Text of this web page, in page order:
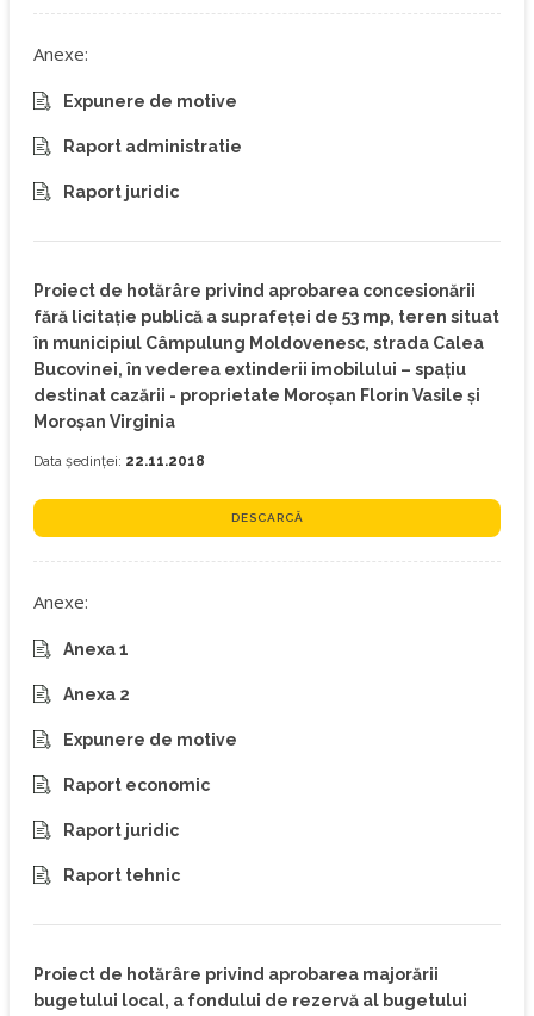
Anexe:
Expunere de motive
Raport administratie
Raport juridic
Proiect de hotărâre privind aprobarea concesionării
fără licitaţie publică a suprafeţei de 53 mp, teren situat
în municipiul Câmpulung Moldovenesc, strada Calea
Bucovinei, în vederea extinderii imobilului – spațiu
destinat cazării - proprietate Moroșan Florin Vasile și
Moroșan Virginia
Data ședinței: 22.11.2018
DESCARCĂ
Anexe:
Anexa 1
Anexa 2
Expunere de motive
Raport economic
Raport juridic
Raport tehnic
Proiect de hotărâre privind aprobarea majorării
bugetului local, a fondului de rezervă al bugetului